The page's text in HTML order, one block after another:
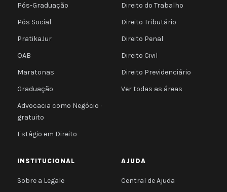
Pós-Graduação
Pós Social
PratikaJur
OAB
Maratonas
Graduação
Advocacia como Negócio ·
gratuito
Estágio em Direito
Direito do Trabalho
Direito Tributário
Direito Penal
Direito Civil
Direito Previdenciário
Ver todas as áreas
INSTITUCIONAL
Sobre a Legale
AJUDA
Central de Ajuda